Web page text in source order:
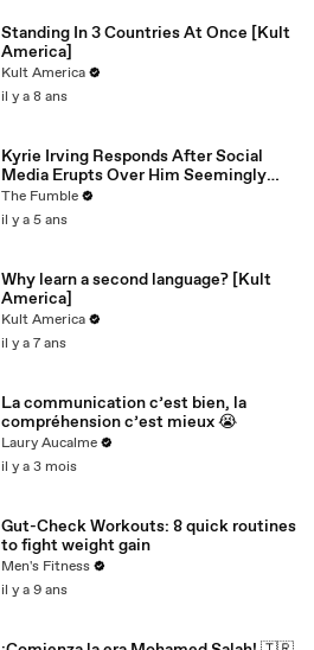
Standing In 3 Countries At Once [Kult
America]
Kult America
il y a 8 ans
Kyrie Irving Responds After Social
Media Erupts Over Him Seemingly
Coming Out As An Anti-Masker
The Fumble
il y a 5 ans
Why learn a second language? [Kult
America]
Kult America
il y a 7 ans
La communication c’est bien, la
compréhension c’est mieux 😭
Laury Aucalme
il y a 3 mois
Gut-Check Workouts: 8 quick routines
to fight weight gain
Men's Fitness
il y a 9 ans